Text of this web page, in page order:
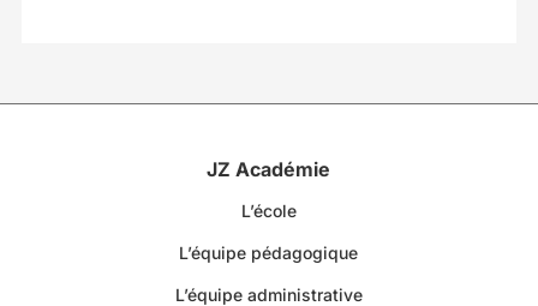
JZ Académie
L’école
L’équipe pédagogique
L’équipe administrative